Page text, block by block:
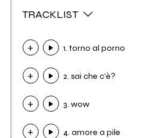
TRACKLIST
1. torno al porno
2. sai che c'è?
3. wow
4. amore a pile